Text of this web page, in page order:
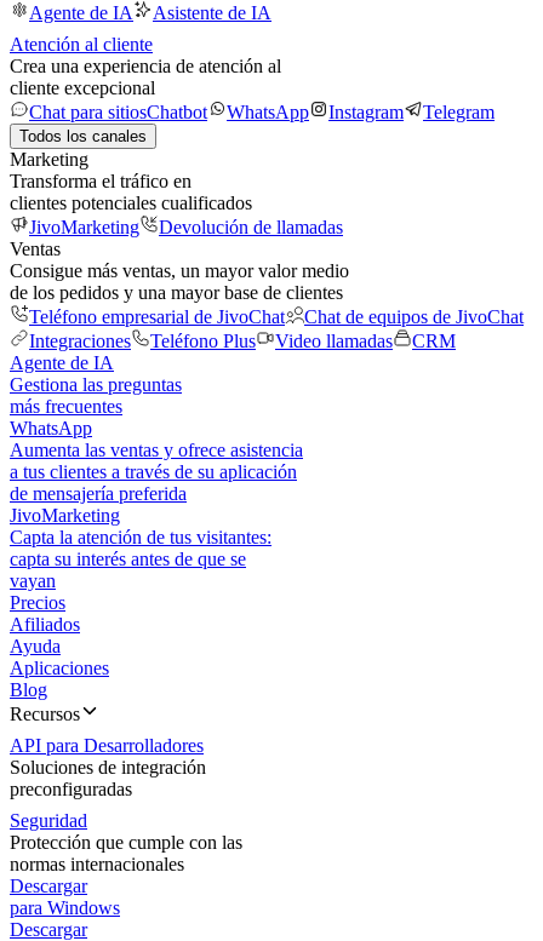
Agente de IA
Asistente de IA
Atención al cliente
Crea una experiencia de atención al
cliente excepcional
Chat para sitiosChatbot WhatsApp Instagram Telegram
Todos los canales
Marketing
Transforma el tráfico en
clientes potenciales cualificados
JivoMarketing
Devolución de llamadas
Ventas
Consigue más ventas, un mayor valor medio
de los pedidos y una mayor base de clientes
Teléfono empresarial de JivoChat
Chat de equipos de JivoChat
Integraciones
Teléfono Plus Video llamadas
CRM
Agente de IA
Gestiona las preguntas
más frecuentes
WhatsApp
Aumenta las ventas y ofrece asistencia
a tus clientes a través de su aplicación
de mensajería preferida
JivoMarketing
Capta la atención de tus visitantes:
capta su interés antes de que se
vayan
Precios
Afiliados
Ayuda
Aplicaciones
Blog
Recursos
API para Desarrolladores
Soluciones de integración
preconfiguradas
Seguridad
Protección que cumple con las
normas internacionales
Descargar
para Windows
Descargar